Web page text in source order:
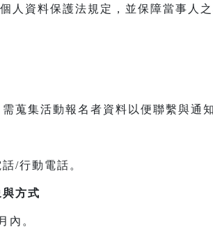
人資料保護法規定，並保障當事人
蒐集活動報名者資料以便聯繫與通知
/行動電話。
方式
內。